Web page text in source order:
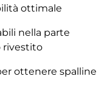
ottimale
nella parte
rivestito
ottenere spalline